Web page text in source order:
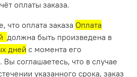
оплаты заказа.
что оплата заказа Оплата
должна быть произведена в
дней с момента его
соглашаетесь, что в случае
указанного срока, заказ